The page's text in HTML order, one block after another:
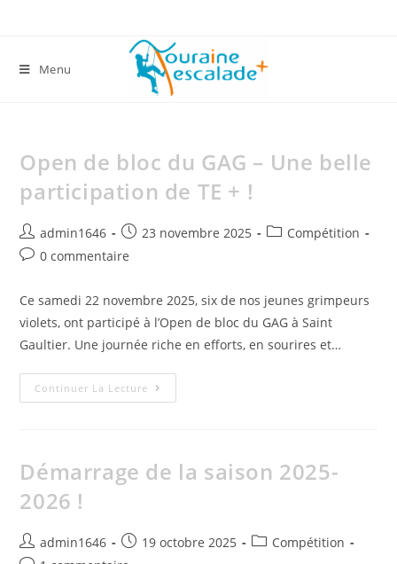
Menu
Open de bloc du GAG – Une belle
participation de TE + !
admin1646 23 novembre 2025
Compétition
0 commentaire
Ce samedi 22 novembre 2025, six de nos jeunes grimpeurs
violets, ont participé à l’Open de bloc du GAG à Saint
Gaultier. Une journée riche en efforts, en sourires et…
Continuer La Lecture
Démarrage de la saison 2025-
2026 !
admin1646 19 octobre 2025
Compétition